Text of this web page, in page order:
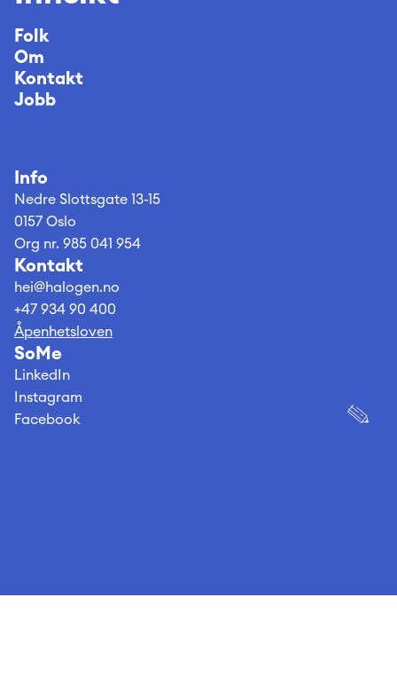
Folk
Om
Kontakt
Jobb
Info
Nedre Slottsgate 13-15
0157 Oslo
Org nr. 985 041 954
Kontakt
hei@halogen.no
+47 934 90 400
Åpenhetsloven
SoMe
LinkedIn
Instagram
Facebook